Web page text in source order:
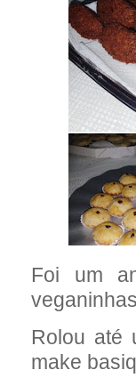
Foi um
Rolou até
make